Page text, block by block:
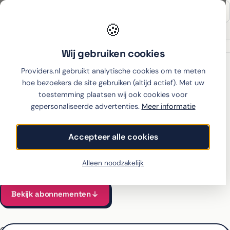
🍪
Wij gebruiken cookies
Providers.nl gebruikt analytische cookies om te meten
hoe bezoekers de site gebruiken (altijd actief). Met uw
toestemming plaatsen wij ook cookies voor
gepersonaliseerde advertenties. Meer informatie
Accepteer alle cookies
Alleen noodzakelijk
Thuiswinkel partner
Galaxy S26 Ultra› Simyo
Samsung Galaxy S26 Ultra
met abonnement bij Simyo
Alle Simyo-abonnementen voor de Galaxy S26 Ultra vergeleken
Vanaf €45 per maand, all-in incl. toestel
Bekijk abonnementen